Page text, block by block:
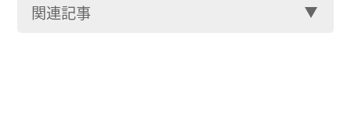
関連記事